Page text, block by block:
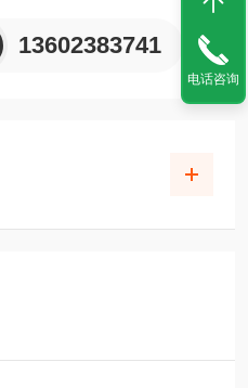
13602383741
电话咨询